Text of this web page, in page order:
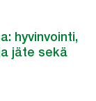
hyvinvointi,
jäte sekä